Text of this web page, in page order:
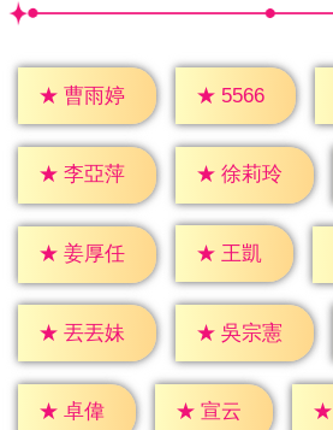
★ 曹雨婷 ★ 5566
★ 李亞萍 ★ 徐莉玲
★ 姜厚任 ★ 王凱
★ 丟丟妹 ★ 吳宗憲
★ 卓偉 ★ 宣云 ★